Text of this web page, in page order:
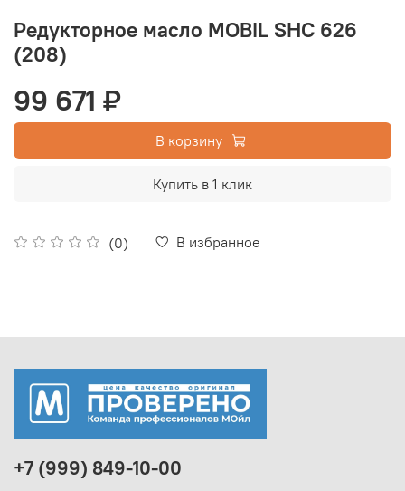
Редукторное масло MOBIL SHC 626
(208)
(0) В избранное
99 671 ₽
В корзину
Купить в 1 клик
+7 (999) 849-10-00